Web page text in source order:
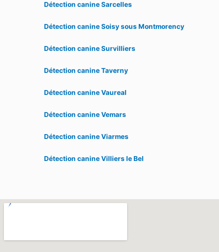
Détection canine Sarcelles
Détection canine Soisy sous Montmorency
Détection canine Survilliers
Détection canine Taverny
Détection canine Vaureal
Détection canine Vemars
Détection canine Viarmes
Détection canine Villiers le Bel